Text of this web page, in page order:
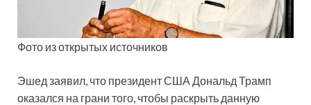
Фото из открытых источников
Эшед заявил, что президент США Дональд Трамп
оказался на грани того, чтобы раскрыть данную